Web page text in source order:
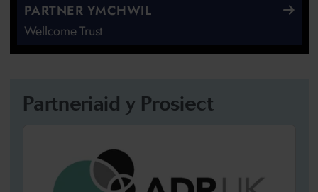
PARTNER YMCHWIL
Wellcome Trust
Partneriaid y Prosiect